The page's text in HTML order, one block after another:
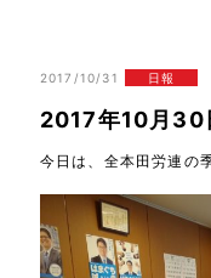
2017/10/31 日報
2017年10月30
今日は、全本田労連の